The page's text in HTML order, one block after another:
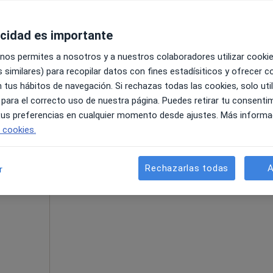
La reserva de cita online no está
Ver teléfono
es importante
permites a nosotros y a nuestros colaboradores utilizar
similares) para recopilar datos con fines estadísiticos y ofrecer
tus hábitos de navegación. Si rechazas todas las cookies, solo
el correcto uso de nuestra página. Puedes retirar tu
preferencias en cualquier momento desde ajustes. Más
Rechazarlas todas